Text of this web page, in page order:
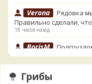
Verona
Рядовка
Правильно сделали,
18 часов назад
BorisM
BorisM
19 часов назад
Грибы